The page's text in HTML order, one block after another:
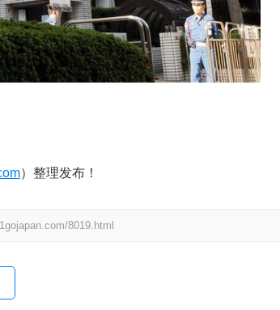
）整理发布！
8019.html